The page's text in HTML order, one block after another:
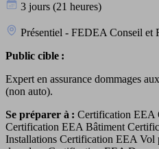
3 jours (21 heures)
Présentiel - FEDEA Conseil et
Public cible :
Expert en assurance dommages
(non auto).
Se préparer à : Certification EEA
Certification EEA Bâtiment
Installations Certification EEA Vol